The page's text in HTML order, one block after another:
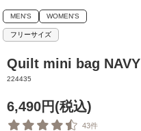
MEN'S WOMEN'S
フリーサイズ
Quilt mini bag NAVY
224435
6,490円(税込)
43件